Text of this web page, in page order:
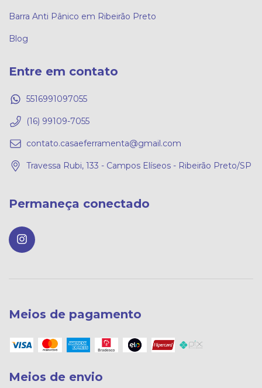
Barra Anti Pânico em Ribeirão Preto
Blog
Entre em contato
5516991097055
(16) 99109-7055
contato.casaeferramenta@gmail.com
Travessa Rubi, 133 - Campos Elíseos - Ribeirão Preto/SP
Permaneça conectado
Meios de pagamento
Meios de envio